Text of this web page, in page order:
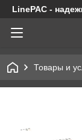
LinePAC -
Товары и